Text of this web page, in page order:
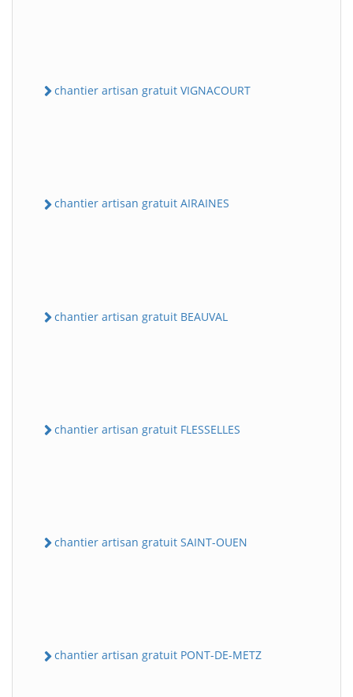
chantier artisan gratuit VIGNACOURT
chantier artisan gratuit AIRAINES
chantier artisan gratuit BEAUVAL
chantier artisan gratuit FLESSELLES
chantier artisan gratuit SAINT-OUEN
chantier artisan gratuit PONT-DE-METZ